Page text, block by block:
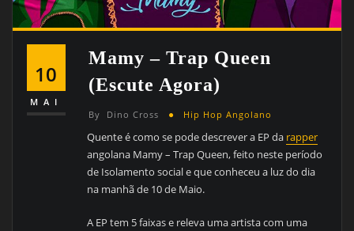
10
MAI
Mamy – Trap Queen
(escute Agora)
By Dino Cross Hip Hop Angolano
Quente é como se pode descrever a EP da rapper
angolana Mamy – Trap Queen, feito neste período
de Isolamento social e que conheceu a luz do dia
na manhã de 10 de Maio.
A EP tem 5 faixas e releva uma artista com uma